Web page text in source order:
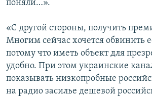
поняли…».
«С другой стороны, получить
Многим сейчас хочется обвинить
потому что иметь объект для
удобно. При этом украинские
показывать низкопробные
на радио засилье дешевой